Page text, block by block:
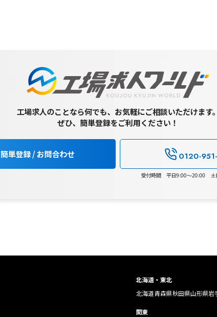
工場求人のことなら何でも、お気軽にご相談いただけます。
ぜひ、簡単登録をご利用ください！
簡単登録 / お問合わせ 0120-
受付時間 平日9:00～20:00 土
北海道・東北
北海道青森県秋田県山形県岩
関東